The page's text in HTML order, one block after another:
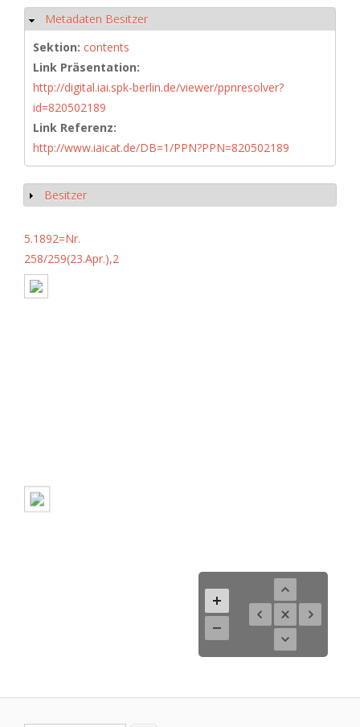
Hide
Metadaten Besitzer
Sektion: contents
Link Präsentation:
http://digital.iai.spk-berlin.de/viewer/ppnresolver?
id=820502189
Link Referenz:
http://www.iaicat.de/DB=1/PPN?PPN=820502189
Show
Besitzer
5.1892=Nr.
258/259(23.Apr.),2